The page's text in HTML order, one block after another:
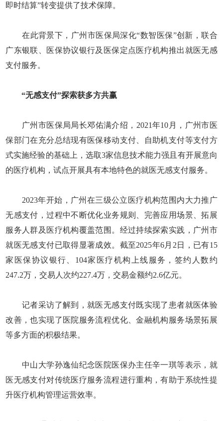
即时结算”转变提供了技术保障。
在此背景下，广州市医保局深化“数智医保”创新，联合
广东银联、医保协议银行及医保定点医疗机构推出就医无感
支付服务。
“无感支付”探索获多方共赢
广州市医保局局长邓佑满介绍，2021年10月，广州市医
保部门在充分总结现有医保移动支付、自助机支付等支付方
式实施经验的基础上，选取3家信息技术能力强且有开展意向
的医疗机构，试点开展具有本地特色的就医无感支付服务。
2023年开始，广州在三级公立医疗机构范围内大力推广
无感支付，过程中不断优化业务规则、完善应用场景、拓展
服务人群及医疗机构覆盖范围。经过持续探索实践，广州市
就医无感支付已取得显著成效。截至2025年6月2日，已有15
家医保协议银行、104家医疗机构上线服务，签约人数约
247.2万，交易人次约227.4万，交易金额约2.6亿元。
记者采访了解到，就医无感支付既实现了患者就医体验
改善，也实现了医院服务流程优化、金融机构服务场景拓展
等多方面的积极结果。
中山大学孙逸仙纪念医院医保办主任辛一琪等表示，就
医无感支付对传统医疗服务流程进行重构，有助于系统性提
升医疗机构管理运营效率。